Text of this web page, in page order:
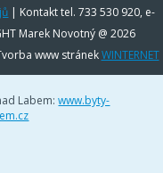
| Kontakt tel. 733 530 920, e-
Marek Novotný @ 2026
www stránekWINTERNET
Labem:www.byty-